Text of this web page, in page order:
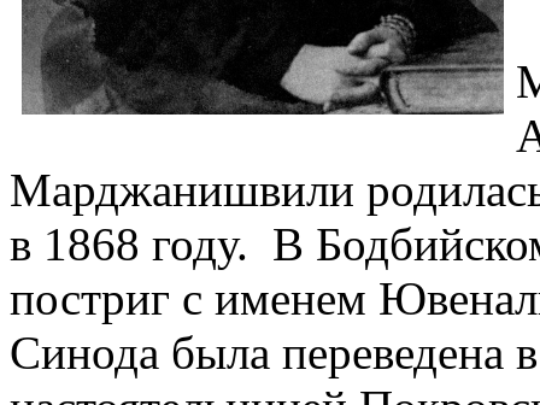
Марджанишвили
в 1868 году. В
постриг с именем
Синода была переведена